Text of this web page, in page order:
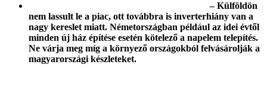
– Külföldön
nem lassult le a piac, ott továbbra is inverterhiány van a
nagy kereslet miatt. Németországban például az idei évtől
minden új ház építése esetén kötelező a napelem telepítés.
Ne várja meg míg a környező országokból felvásárolják a
magyarországi készleteket.